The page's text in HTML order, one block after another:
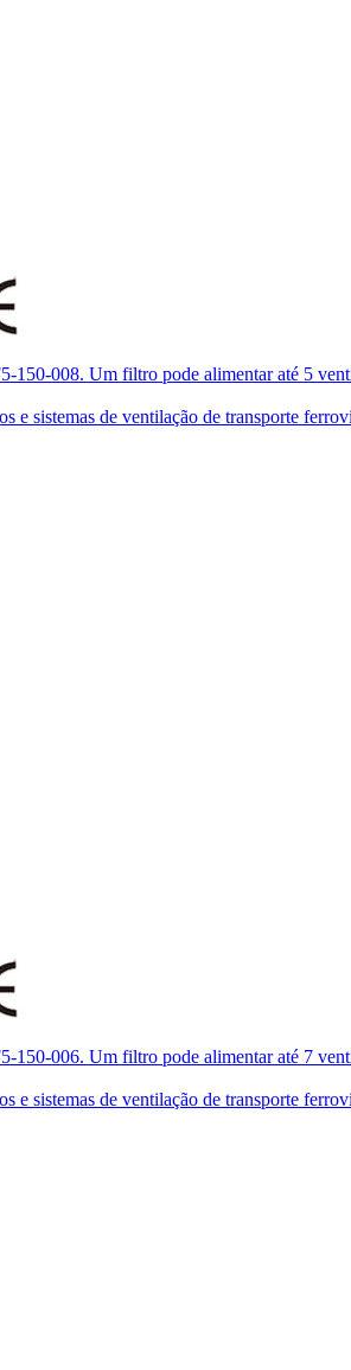
150-008. Um filtro pode alimentar até 5
sistemas de ventilação de transporte
150-006. Um filtro pode alimentar até 7
sistemas de ventilação de transporte